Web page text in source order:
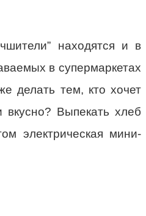
находятся и в
в супермаркетах
делать тем, кто хочет
вкусно? Выпекать хлеб
электрическая мини-